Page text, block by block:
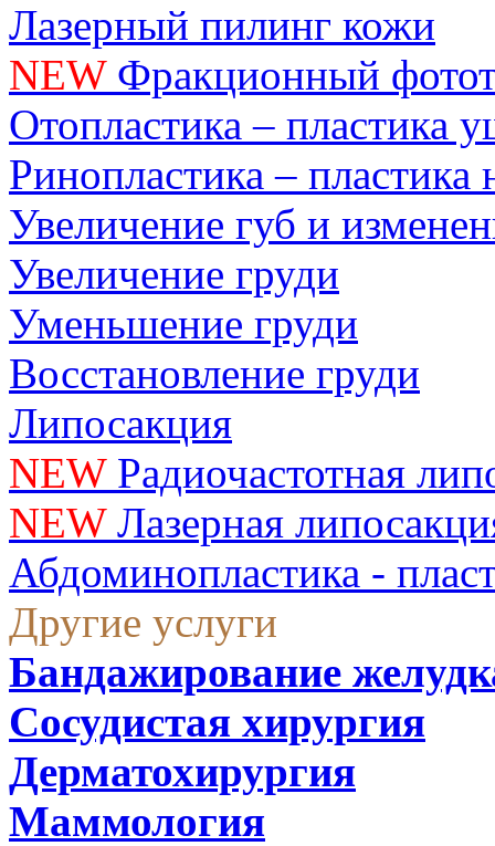
Лазерный пилинг кожи
NEWФракционный
Отопластика – пластика
Ринопластика – пластика
Увеличение губ и
Увеличение груди
Уменьшение груди
Восстановление груди
Липосакция
NEWРадиочастотная
NEWЛазерная
Абдоминопластика -
Другие услуги
Бандажирование
Сосудистая хирургия
Дерматохирургия
Маммология